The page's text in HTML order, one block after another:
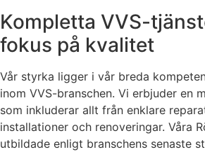
Kompletta VVS-
fokus på kvalitet
Vår styrka ligger i vår breda
inom VVS-branschen. Vi erbjuder en
som inkluderar allt från enklare
installationer och renoveringar. Våra
utbildade enligt branschens senaste